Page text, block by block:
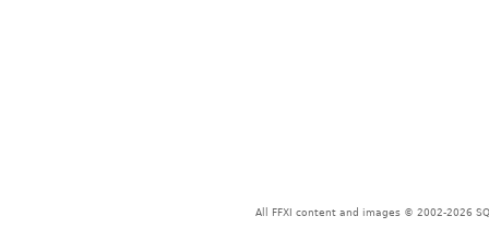
All FFXI content and images © 2002-2026